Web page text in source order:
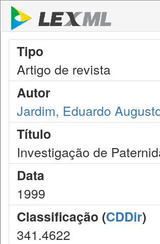
Tipo
Artigo de revista
Autor
Jardim, Eduardo
Título
Investigação de
Data
1999
Classificação (CDDir)
341.4622